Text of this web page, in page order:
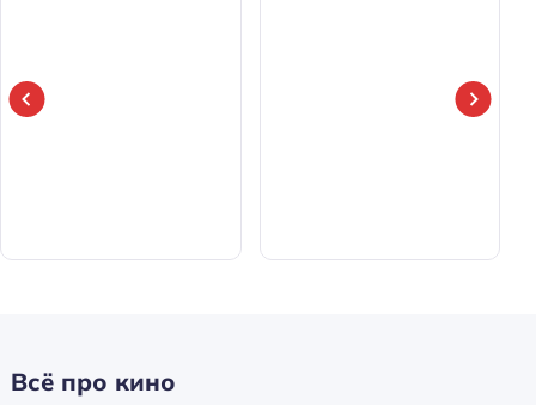
Всё про кино